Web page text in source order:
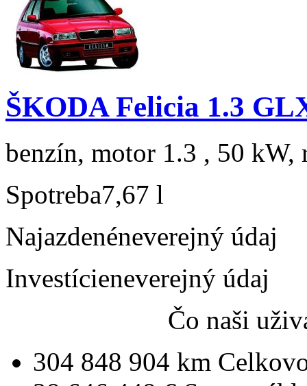
ŠKODA Felicia 1.3
benzín, motor 1.3 , 50 kW,
Spotreba7,67 l
Najazdenéneverejný údaj
Investícieneverejný údaj
Čo naši
304 848 904 km